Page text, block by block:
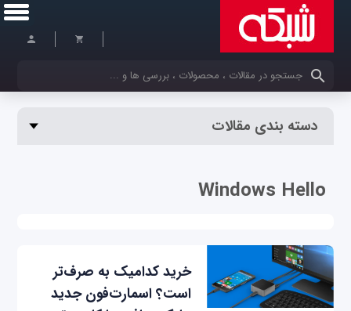
کلمات کلیدی خود را وارد کنید
دسته بندی مقالات
Windows Hello
خرید کدامیک به صرف‌تر
است؟ اسمارت‌فون جدید